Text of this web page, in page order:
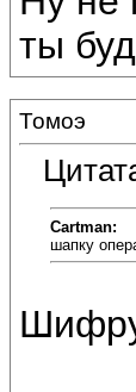
ты
Томоэ
Cartman:
шапку